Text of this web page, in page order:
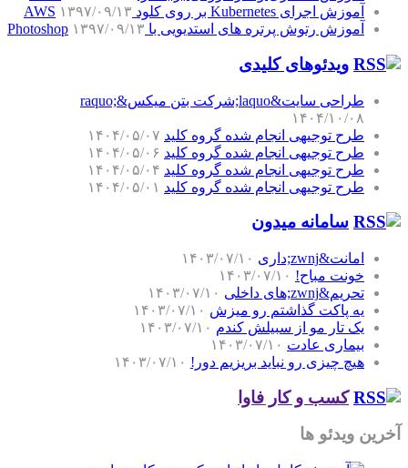
آموزش اجرای Kubernetes بر روی کلود AWS
۱۳۹۷/۰۹/۱۳
آموزش رتوش پرتره های استدیویی با Photoshop ۱۳۹۷/۰۹/۱۳
ویدئوهای کلیدی
طراحی سایت&laquo;شرکت بتن میکس&raquo;
۱۴۰۴/۱۰/۰۸
طرح توجیهی انجام شده گروه کلید ۱۴۰۴/۰۵/۰۷
طرح توجیهی انجام شده گروه کلید ۱۴۰۴/۰۵/۰۶
طرح توجیهی انجام شده گروه کلید ۱۴۰۴/۰۵/۰۴
طرح توجیهی انجام شده گروه کلید ۱۴۰۴/۰۵/۰۱
سامانه میدون
امانت&zwnj;داری
۱۴۰۳/۰۷/۱۰
خونت مباح! ۱۴۰۳/۰۷/۱۰
تحریم&zwnj;های داخلی
۱۴۰۳/۰۷/۱۰
یه پاکت گذاشتم رو میزش ۱۴۰۳/۰۷/۱۰
یک تار مو از سبیلش کندم ۱۴۰۳/۰۷/۱۰
بیماری عادت ۱۴۰۳/۰۷/۱۰
هیچ چیزی رو نباید بریزیم دور! ۱۴۰۳/۰۷/۱۰
کسب و کار فاوا
آخرین ویدئو ها